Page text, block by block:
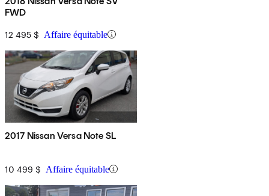
FWD
12 495 $ Affaire équitable
2017 Nissan Versa Note SL
10 499 $ Affaire équitable